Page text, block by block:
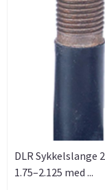
DLR Sykkelslange
1.75–2.125 med ...